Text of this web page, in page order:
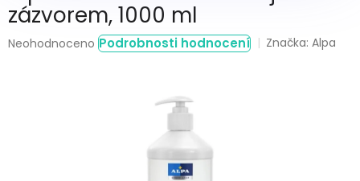
zázvorem, 1000 ml
Průměrné
Neohodnoceno Podrobnosti hodnocení Značka:Alpa